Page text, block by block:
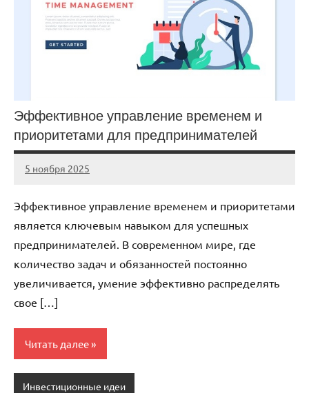
Эффективное управление временем и
приоритетами для предпринимателей
5 ноября 2025
cement_zavod
Нет
Эффективное управление временем и приоритетами
является ключевым навыком для успешных
предпринимателей. В современном мире, где
количество задач и обязанностей постоянно
увеличивается, умение эффективно распределять
свое […]
Читать далее
Инвестиционные идеи